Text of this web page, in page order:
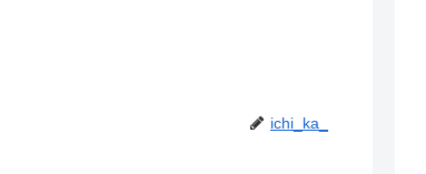
ichi_ka_